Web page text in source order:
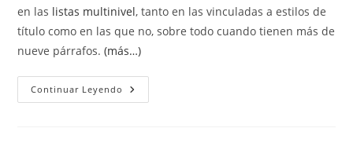
en las listas multinivel, tanto en las vinculadas a estilos de
título como en las que no, sobre todo cuando tienen más de
nueve párrafos.(más…)
Continuar Leyendo Alineación
De